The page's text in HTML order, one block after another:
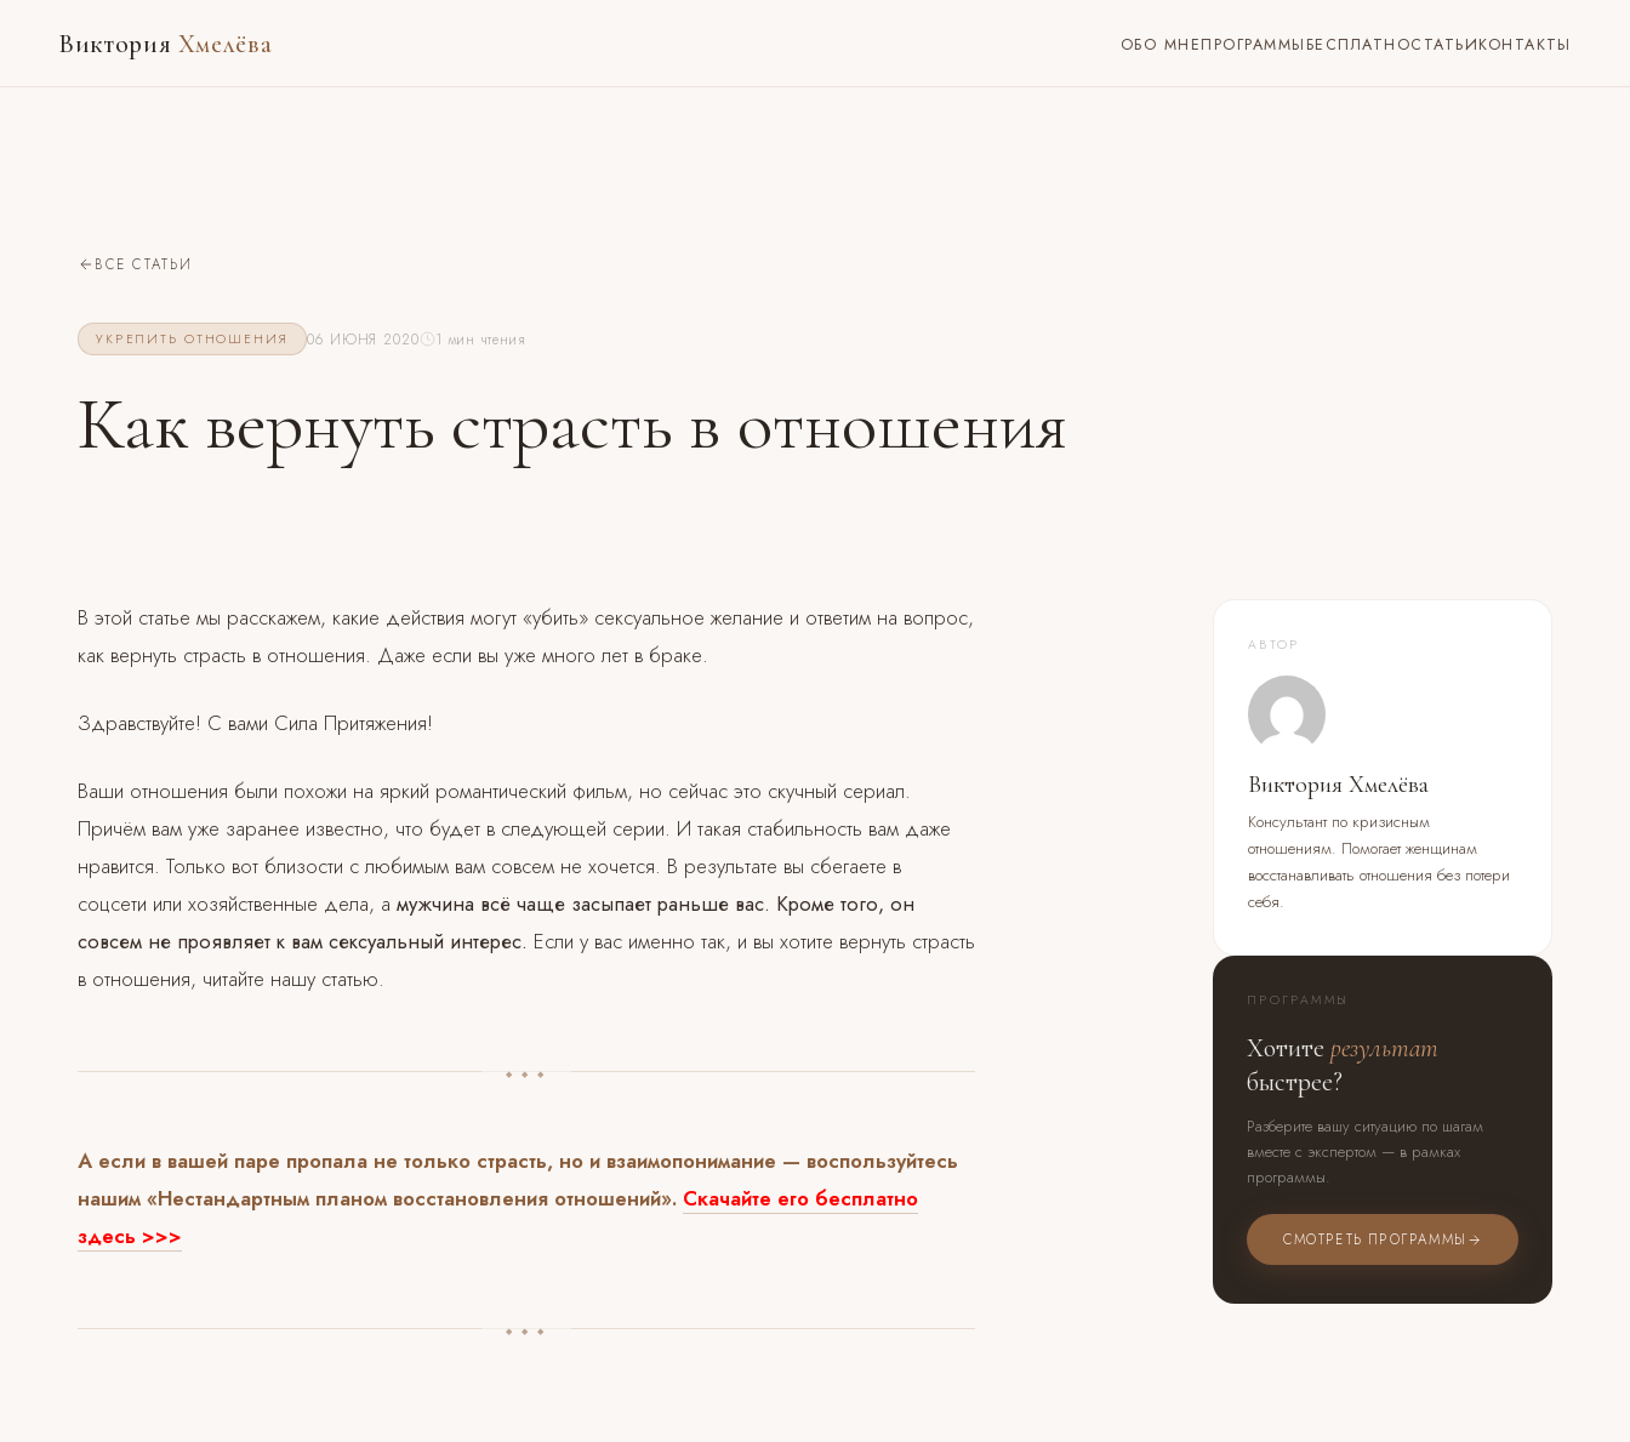
Виктория Хмелёва ОБО МНЕПРОГРАММЫ БЕСПЛАТНОСТАТЬИКОНТАКТЫ
ВСЕ СТАТЬИ
УКРЕПИТЬ ОТНОШЕНИЯ 06 ИЮНЯ 2020 1 мин чтения
Как вернуть страсть в отношения
В этой статье мы расскажем, какие действия могут «убить» сексуальное желание и ответим на вопрос,
как вернуть страсть в отношения. Даже если вы уже много лет в браке.
Здравствуйте! С вами Сила Притяжения!
Ваши отношения были похожи на яркий романтический фильм, но сейчас это скучный сериал.
Причём вам уже заранее известно, что будет в следующей серии. И такая стабильность вам даже
нравится. Только вот близости с любимым вам совсем не хочется. В результате вы сбегаете в
соцсети или хозяйственные дела, а мужчина всё чаще засыпает раньше вас. Кроме того, он
совсем не проявляет к вам сексуальный интерес. Если у вас именно так, и вы хотите вернуть страсть
в отношения, читайте нашу статью.
А если в вашей паре пропала не только страсть, но и взаимопонимание — воспользуйтесь
нашим «Нестандартным планом восстановления отношений». Скачайте его бесплатно
здесь >>>
АВТОР
Виктория Хмелёва
Консультант по кризисным
отношениям. Помогает женщинам
восстанавливать отношения без потери
себя.
ПРОГРАММЫ
Хотите результат
быстрее?
Разберите вашу ситуацию по шагам
вместе с экспертом — в рамках
программы.
СМОТРЕТЬ ПРОГРАММЫ